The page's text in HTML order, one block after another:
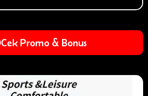
Cek Promo & Bonus